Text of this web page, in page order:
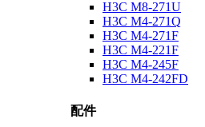
H3C M8-271U
H3C M4-271Q
H3C M4-271F
H3C M4-221F
H3C M4-245F
H3C M4-242FD
配件